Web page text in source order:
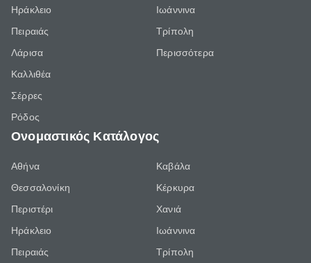
Ηράκλειο
Πειραιάς
Λάρισα
Καλλιθέα
Σέρρες
Ρόδος
Ιωάννινα
Τρίπολη
Περισσότερα
Ονομαστικός Κατάλογος
Αθήνα
Θεσσαλονίκη
Περιστέρι
Ηράκλειο
Πειραιάς
Καβάλα
Κέρκυρα
Χανιά
Ιωάννινα
Τρίπολη